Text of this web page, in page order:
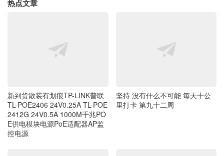
热点文章
TL-POE2406 24V0.25A TL-POE
2412G 24V0.5A 1000M千兆PO
E供电模块电源PoE适配器AP监
控电源
里打卡 第九十二周